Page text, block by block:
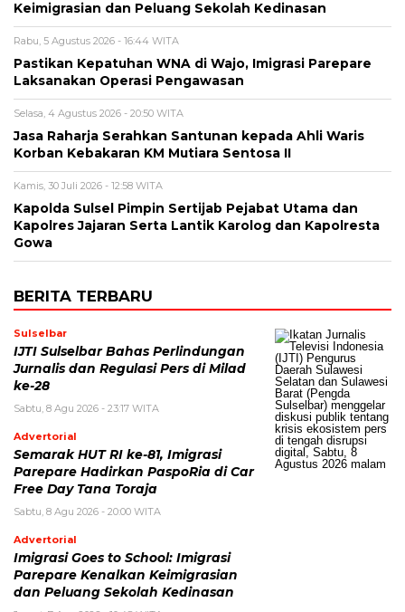
Keimigrasian dan Peluang Sekolah Kedinasan
Rabu, 5 Agustus 2026 - 16:44 WITA
Pastikan Kepatuhan WNA di Wajo, Imigrasi Parepare
Laksanakan Operasi Pengawasan
Selasa, 4 Agustus 2026 - 20:50 WITA
Jasa Raharja Serahkan Santunan kepada Ahli Waris
Korban Kebakaran KM Mutiara Sentosa II
Kamis, 30 Juli 2026 - 12:58 WITA
Kapolda Sulsel Pimpin Sertijab Pejabat Utama dan
Kapolres Jajaran Serta Lantik Karolog dan Kapolresta
Gowa
BERITA TERBARU
Sulselbar
IJTI Sulselbar Bahas Perlindungan
Jurnalis dan Regulasi Pers di Milad
ke-28
Sabtu, 8 Agu 2026 - 23:17 WITA
Advertorial
Semarak HUT RI ke-81, Imigrasi
Parepare Hadirkan PaspoRia di Car
Free Day Tana Toraja
Sabtu, 8 Agu 2026 - 20:00 WITA
Advertorial
Imigrasi Goes to School: Imigrasi
Parepare Kenalkan Keimigrasian
dan Peluang Sekolah Kedinasan